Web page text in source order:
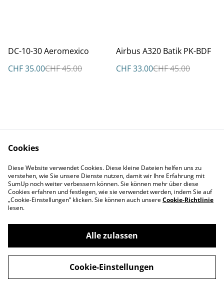
%
DC-10-30 Aeromexico
CHF 35.00CHF 45.00
%
Airbus A320 Batik PK-BDF
CHF 33.00CHF 45.00
Datenschutz
Cookie Policy
Impressum
©2026Aviatikboerse Top Shop
powered by
Cookies
Diese Website verwendet Cookies. Diese kleine Dateien helfen uns zu
verstehen, wie Sie unsere Dienste nutzen, damit wir Ihre Erfahrung mit
SumUp noch weiter verbessern können. Sie können mehr über diese
Cookies erfahren und festlegen, wie sie verwendet werden, indem Sie auf
„Cookie-Einstellungen” klicken. Sie können auch unsereCookie-Richtlinie
lesen.
Alle zulassen
Cookie-Einstellungen